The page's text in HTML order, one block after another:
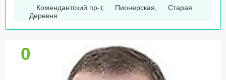
Комендантский пр-т, Пионерская
Старая
Деревня
0